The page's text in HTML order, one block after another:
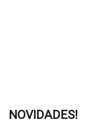
NOVIDADES!